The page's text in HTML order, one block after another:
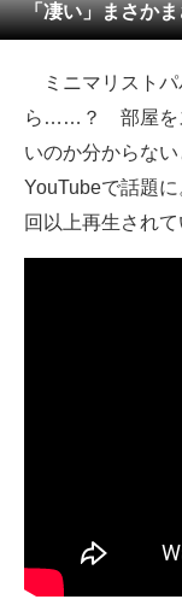
メディア
注目記事を集め
ITの今と未来を見
スマホと通信の最
進化するPCとデバ
マーケ×ITの今が
ITエンジニア向け
「凄い」まさか
ミニマリストパ
ら……？ 部屋を
いのか分からな
YouTubeで話題
回以上再生されて